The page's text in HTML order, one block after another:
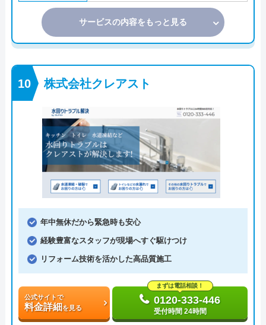
サービスの内容をもっと見る
株式会社クレアスト
年中無休だから緊急時も安心
経験豊富なスタッフが現場へすぐ駆けつけ
リフォーム技術を活かした高品質施工
公式サイトで
料金詳細を見る
まずは電話相談！
0120-333-446
受付時間 24時間